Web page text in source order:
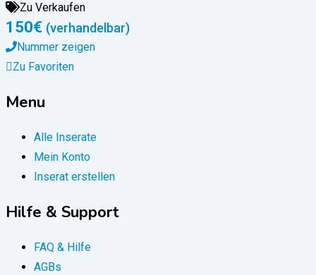
Zu Verkaufen
150€ (verhandelbar)
Nummer zeigen
Zu Favoriten
Menu
Alle Inserate
Mein Konto
Inserat erstellen
Hilfe & Support
FAQ & Hilfe
AGBs